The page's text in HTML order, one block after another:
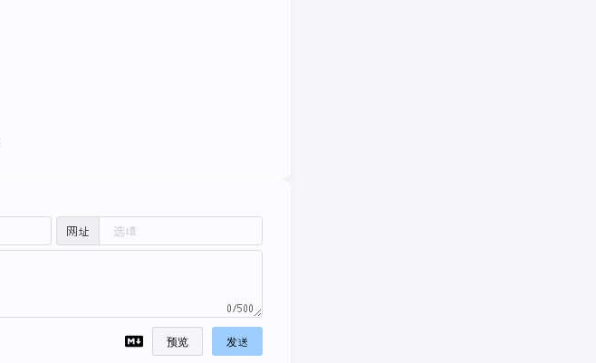
网址
0/500
预览 发送